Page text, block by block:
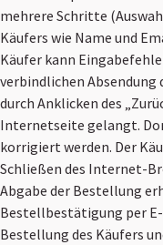
mehrere Schritte
Käufers wie Name und
Käufer kann
verbindlichen
durch Anklicken des
Internetseite gelangt.
korrigiert werden. Der
Schließen des Internet-
Abgabe der Bestellung
Bestellbestätigung per
Bestellung des Käufers